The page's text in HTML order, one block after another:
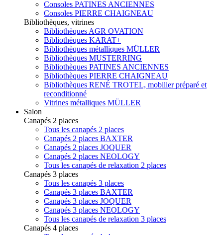
Consoles PATINES ANCIENNES
Consoles PIERRE CHAIGNEAU
Bibliothèques, vitrines
Bibliothèques AGR OVATION
Bibliothèques KARAT+
Bibliothèques métalliques MÜLLER
Bibliothèques MUSTERRING
Bibliothèques PATINES ANCIENNES
Bibliothèques PIERRE CHAIGNEAU
Bibliothèques RENÉ TROTEL, mobilier préparé et
reconditionné
Vitrines métalliques MÜLLER
Salon
Canapés 2 places
Tous les canapés 2 places
Canapés 2 places BAXTER
Canapés 2 places JOQUER
Canapés 2 places NEOLOGY
Tous les canapés de relaxation 2 places
Canapés 3 places
Tous les canapés 3 places
Canapés 3 places BAXTER
Canapés 3 places JOQUER
Canapés 3 places NEOLOGY
Tous les canapés de relaxation 3 places
Canapés 4 places